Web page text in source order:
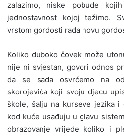
zalazimo, niske pobude
jednostavnost kojoj težimo.
vrstom gordosti rađa novu
Koliko duboko čovek može
nije ni svjestan, govori odnos
da se sada osvrćemo na
skorojevića koji svoju djecu
škole, šalju na kurseve jezika i
kod kuće usađuju u glavu
obrazovanje vrijede koliko i